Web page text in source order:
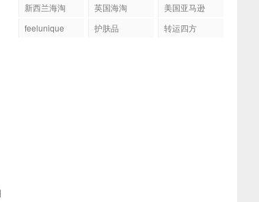
新西兰海淘
英国海淘
美国亚马逊
feelunique
护肤品 转运四方